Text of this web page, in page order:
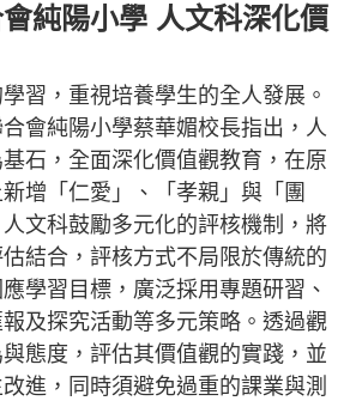
純陽小學 人文科深化價
習，重視培養學生的全人發展。
會純陽小學蔡華媚校長指出，人
石，全面深化價值觀教育，在原
增「仁愛」、「孝親」與「團
文科鼓勵多元化的評核機制，將
結合，評核方式不局限於傳統的
學習目標，廣泛採用專題研習、
及探究活動等多元策略。透過觀
態度，評估其價值觀的實踐，並
進，同時須避免過重的課業與測